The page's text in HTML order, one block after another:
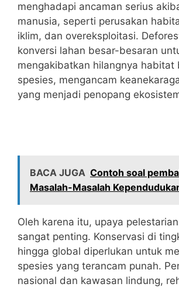
menghadapi ancaman serius
manusia, seperti perusakan
iklim, dan overeksploitasi.
konversi lahan besar-besaran
mengakibatkan hilangnya habitat
spesies, mengancam
yang menjadi penopang
BACA JUGA Contoh soal
Masalah-Masalah
Oleh karena itu, upaya
sangat penting. Konservasi di
hingga global diperlukan untuk
spesies yang terancam punah.
nasional dan kawasan lindung,